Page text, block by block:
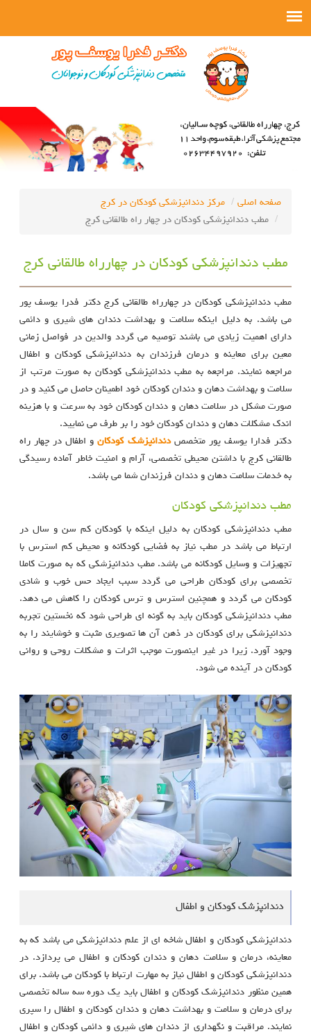
صفحه اصلی
مرکز دندانپزشکی کودکان در کرج
مطب دندانپزشکی کودکان در چهار راه طالقانی کرج
مطب دندانپزشکی کودکان در چهارراه طالقانی کرج
مطب دندانپزشکی کودکان در چهارراه طالقانی کرج دکتر فدرا یوسف پور
می باشد. به دلیل اینکه سلامت و بهداشت دندان های شیری و دائمی
دارای اهمیت زیادی می باشند توصیه می گردد والدین در فواصل زمانی
معین برای معاینه و درمان فرزندان به دندانپزشکی کودکان و اطفال
مراجعه نمایند. مراجعه به مطب دندانپزشکی کودکان به صورت مرتب از
سلامت و بهداشت دهان و دندان کودکان خود اطمینان حاصل می کنید و در
صورت مشکل در سلامت دهان و دندان کودکان خود به سرعت و با هزینه
اندک مشکلات دهان و دندان کودکان خود را بر طرف می نمایید.
دکتر فدارا یوسف پور متخصصدندانپزشک کودکانو اطفال در چهار راه
طالقانی کرج با داشتن محیطی تخصصی، آرام و امنیت خاطر آماده رسیدگی
به خدمات سلامت دهان و دندان فرزندان شما می باشد.
مطب دندانپزشکی کودکان
مطب دندانپزشکی کودکان به دلیل اینکه با کودکان کم سن و سال در
ارتباط می باشد در مطب نیاز به فضایی کودکانه و محیطی کم استرس با
تجهیزات و وسایل کودکانه می باشد. مطب دندانپزشکی که به صورت کاملا
تخصصی برای کودکان طراحی می گردد سبب ایجاد حس خوب و شادی
کودکان می گردد و همچنین استرس و ترس کودکان را کاهش می دهد.
مطب دندانپزشکی کودکان باید به گونه ای طراحی شود که نخستین تجربه
دندانپزشکی برای کودکان در ذهن آن ها تصویری مثبت و خوشایند را به
وجود آورد. زیرا در غیر اینصورت موجب اثرات و مشکلات روحی و روانی
کودکان در آینده می شود.
دندانپزشک کودکان و اطفال
دندانپزشکی کودکان و اطفال شاخه ای از علم دندانپزشکی می باشد که به
معاینه، درمان و سلامت دهان و دندان کودکان و اطفال می پردازد. در
دندانپزشکی کودکان و اطفال نیاز به مهارت ارتباط با کودکان می باشد. برای
همین منظور دندانپزشک کودکان و اطفال باید یک دوره سه ساله تخصصی
برای درمان و سلامت و بهداشت دهان و دندان کودکان و اطفال را سپری
نمایند. مراقبت و نگهداری از دندان های شیری و دائمی کودکان و اطفال